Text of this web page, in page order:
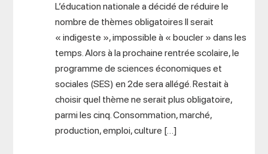
L’éducation nationale a décidé de réduire le
nombre de thèmes obligatoires Il serait
« indigeste », impossible à « boucler » dans les
temps. Alors à la prochaine rentrée scolaire, le
programme de sciences économiques et
sociales (SES) en 2de sera allégé. Restait à
choisir quel thème ne serait plus obligatoire,
parmi les cinq. Consommation, marché,
production, emploi, culture […]